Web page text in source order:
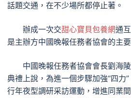
話題交通，在不少場所都停止著。
辦成一次交甜心寶貝包養網通
是主辦方中國晚報任務者協會的主
中國晚報任務者協會會長劉海
典禮上說，為進一個步驟加強“四力
行年夜型調研采訪運動，增進同業